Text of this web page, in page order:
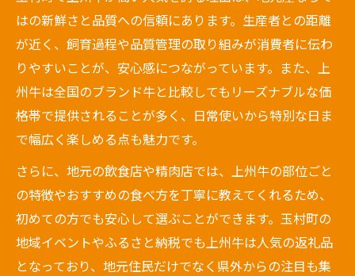
はの新鮮さと品質への信頼にあります。生産者との距離
が近く、飼育過程や品質管理の取り組みが消費者に伝わ
りやすいことが、安心感につながっています。また、上
州牛は全国のブランド牛と比較してもリーズナブルな価
格帯で提供されることが多く、日常使いから特別な日ま
で幅広く楽しめる点も魅力です。
さらに、地元の飲食店や精肉店では、上州牛の部位ごと
の特徴やおすすめの食べ方を丁寧に教えてくれるため、
初めての方でも安心して選ぶことができます。玉村町の
地域イベントやふるさと納税でも上州牛は人気の返礼品
となっており、地元住民だけでなく県外からの注目も集